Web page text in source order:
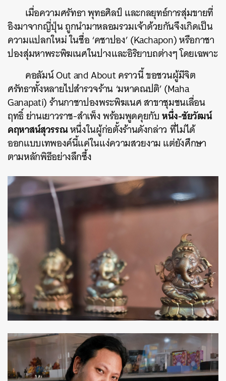
เมื่อความศรัทธา พุทธศิลป์ และกลยุทธ์การสุ่มขายที่
อิงมาจากญี่ปุ่น ถูกนำมาหลอมรวมเจ้าด้วยกันจึงเกิดเป็น
ความแปลกใหม่ ในชื่อ ‘คชาปอง’ (Kachapon) หรือกาชา
ปองสุ่มหาพระพิฆเนศในปางและอิริยาบถต่างๆ โดยเฉพาะ
คอลัมน์ Out and About คราวนี้ ขอชวนผู้มีจิต
ศรัทธาทั้งหลายไปสำรวจร้าน ‘มหาคณปติ’ (Maha
Ganapati) ร้านกาชาปองพระพิฆเนศ สาขาชุมชนเลื่อน
ฤทธิ์ ย่านเยาวราช-สำเพ็ง พร้อมพูดคุยกับหนึ่ง-ชัยวัฒน์
คฤหาสน์สุวรรณหนึ่งในผู้ก่อตั้งร้านดังกล่าว ที่ไม่ได้
ออกแบบเทพองค์นี้แค่ในแง่ความสวยงาม แต่ยังศึกษา
ตามหลักพิธีอย่างลึกซึ้ง